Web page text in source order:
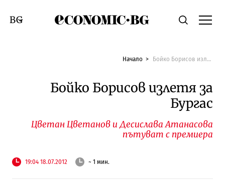
Economic.bgТърсене
Смяна на език
Начало Бойко Борисов излетя за Бургас
Бойко Борисов излетя за
Бургас
Цветан Цветанов и Десислава Атанасова
пътуват с премиера
19:04 18.07.2012 ~ 1 мин.